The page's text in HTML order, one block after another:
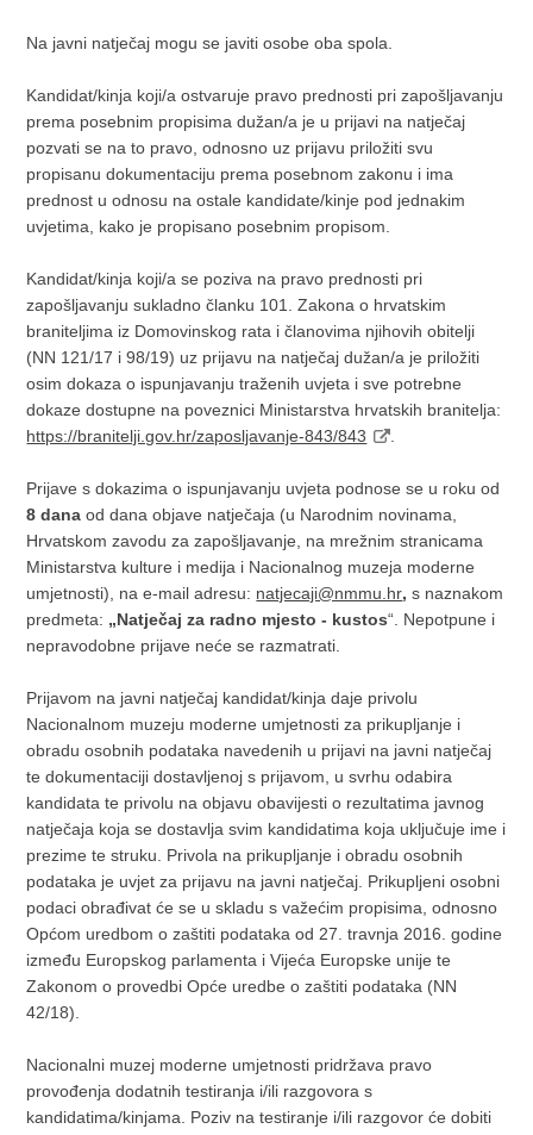
Na javni natječaj mogu se javiti osobe oba spola.
Kandidat/kinja koji/a ostvaruje pravo prednosti pri zapošljavanju
prema posebnim propisima dužan/a je u prijavi na natječaj
pozvati se na to pravo, odnosno uz prijavu priložiti svu
propisanu dokumentaciju prema posebnom zakonu i ima
prednost u odnosu na ostale kandidate/kinje pod jednakim
uvjetima, kako je propisano posebnim propisom.
Kandidat/kinja koji/a se poziva na pravo prednosti pri
zapošljavanju sukladno članku 101. Zakona o hrvatskim
braniteljima iz Domovinskog rata i članovima njihovih obitelji
(NN 121/17 i 98/19) uz prijavu na natječaj dužan/a je priložiti
osim dokaza o ispunjavanju traženih uvjeta i sve potrebne
dokaze dostupne na poveznici Ministarstva hrvatskih branitelja:
https://branitelji.gov.hr/zaposljavanje-843/843
Prijave s dokazima o ispunjavanju uvjeta podnose se u roku od
8 dana od dana objave natječaja (u Narodnim novinama,
Hrvatskom zavodu za zapošljavanje, na mrežnim stranicama
Ministarstva kulture i medija i Nacionalnog muzeja moderne
umjetnosti), na e-mail adresu: natjecaji@nmmu.hr,s naznakom
predmeta: „Natječaj za radno mjesto - kustos“. Nepotpune i
nepravodobne prijave neće se razmatrati.
Prijavom na javni natječaj kandidat/kinja daje privolu
Nacionalnom muzeju moderne umjetnosti za prikupljanje i
obradu osobnih podataka navedenih u prijavi na javni natječaj
te dokumentaciji dostavljenoj s prijavom, u svrhu odabira
kandidata te privolu na objavu obavijesti o rezultatima javnog
natječaja koja se dostavlja svim kandidatima koja uključuje ime i
prezime te struku. Privola na prikupljanje i obradu osobnih
podataka je uvjet za prijavu na javni natječaj. Prikupljeni osobni
podaci obrađivat će se u skladu s važećim propisima, odnosno
Općom uredbom o zaštiti podataka od 27. travnja 2016. godine
između Europskog parlamenta i Vijeća Europske unije te
Zakonom o provedbi Opće uredbe o zaštiti podataka (NN
42/18).
Nacionalni muzej moderne umjetnosti pridržava pravo
provođenja dodatnih testiranja i/ili razgovora s
kandidatima/kinjama. Poziv na testiranje i/ili razgovor će dobiti